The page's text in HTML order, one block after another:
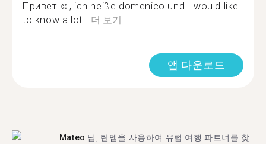
Привет ☺️, ich heiße domenico und I would like
to know a lot...더 보기
앱 다운로드
Mateo 님, 탄뎀을 사용하여 유럽 여행 파트너를 찾